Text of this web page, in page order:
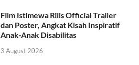
Film Istimewa Rilis Official Trailer
dan Poster, Angkat Kisah Inspiratif
Anak-Anak Disabilitas
3 August 2026